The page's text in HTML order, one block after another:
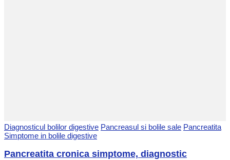
Diagnosticul bolilor digestive Pancreasul si bolile sale Pancreatita
Simptome in bolile digestive
Pancreatita cronica simptome, diagnostic